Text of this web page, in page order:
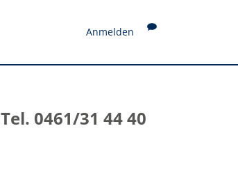
Anmelden
Tel. 0461/31 44 40